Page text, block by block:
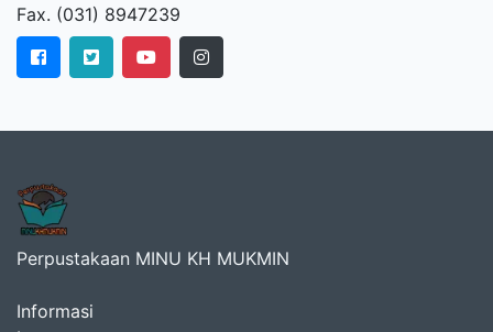
Fax. (031) 8947239
Perpustakaan MINU KH MUKMIN
Informasi